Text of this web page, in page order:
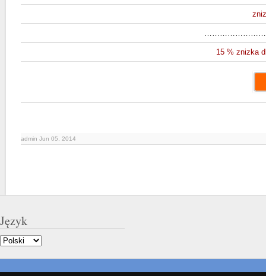
15 % znizka
admin Jun 05, 2014
Język